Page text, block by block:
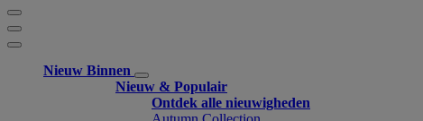
Nieuw Binnen
Nieuw & Populair
Ontdek alle nieuwigheden